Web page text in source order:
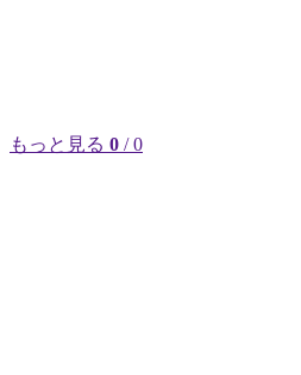
もっと見る 0 / 0